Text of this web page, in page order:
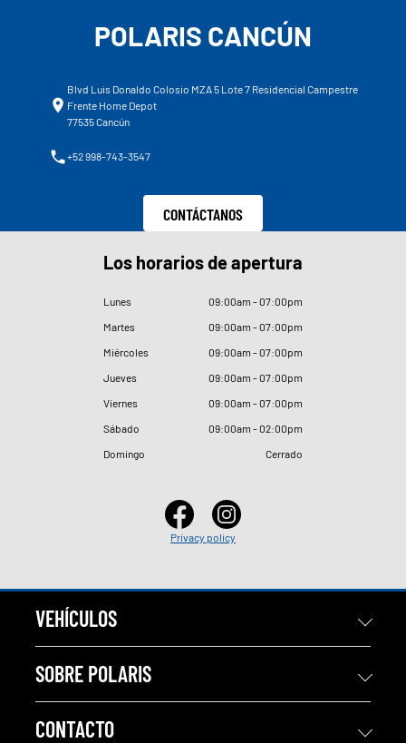
POLARIS CANCÚN
Blvd Luis Donaldo Colosio MZA 5 Lote 7 Residencial Campestre
Frente Home Depot
77535 Cancún
+52 998-743-3547
CONTÁCTANOS
Los horarios de apertura
Lunes 09:00am - 07:00pm
Martes
09:00am - 07:00pm
Miércoles
09:00am - 07:00pm
Jueves
09:00am - 07:00pm
Viernes
09:00am - 07:00pm
Sábado
09:00am - 02:00pm
Domingo
Cerrado
Privacy policy
VEHÍCULOS
SOBRE POLARIS
CONTACTO